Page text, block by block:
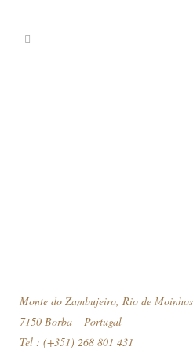
Monte do Zambujeiro, Rio de Moinhos
7150 Borba – Portugal
Tel : (+351) 268 801 431